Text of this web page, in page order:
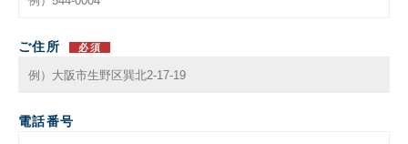
ご住所 必須
電話番号